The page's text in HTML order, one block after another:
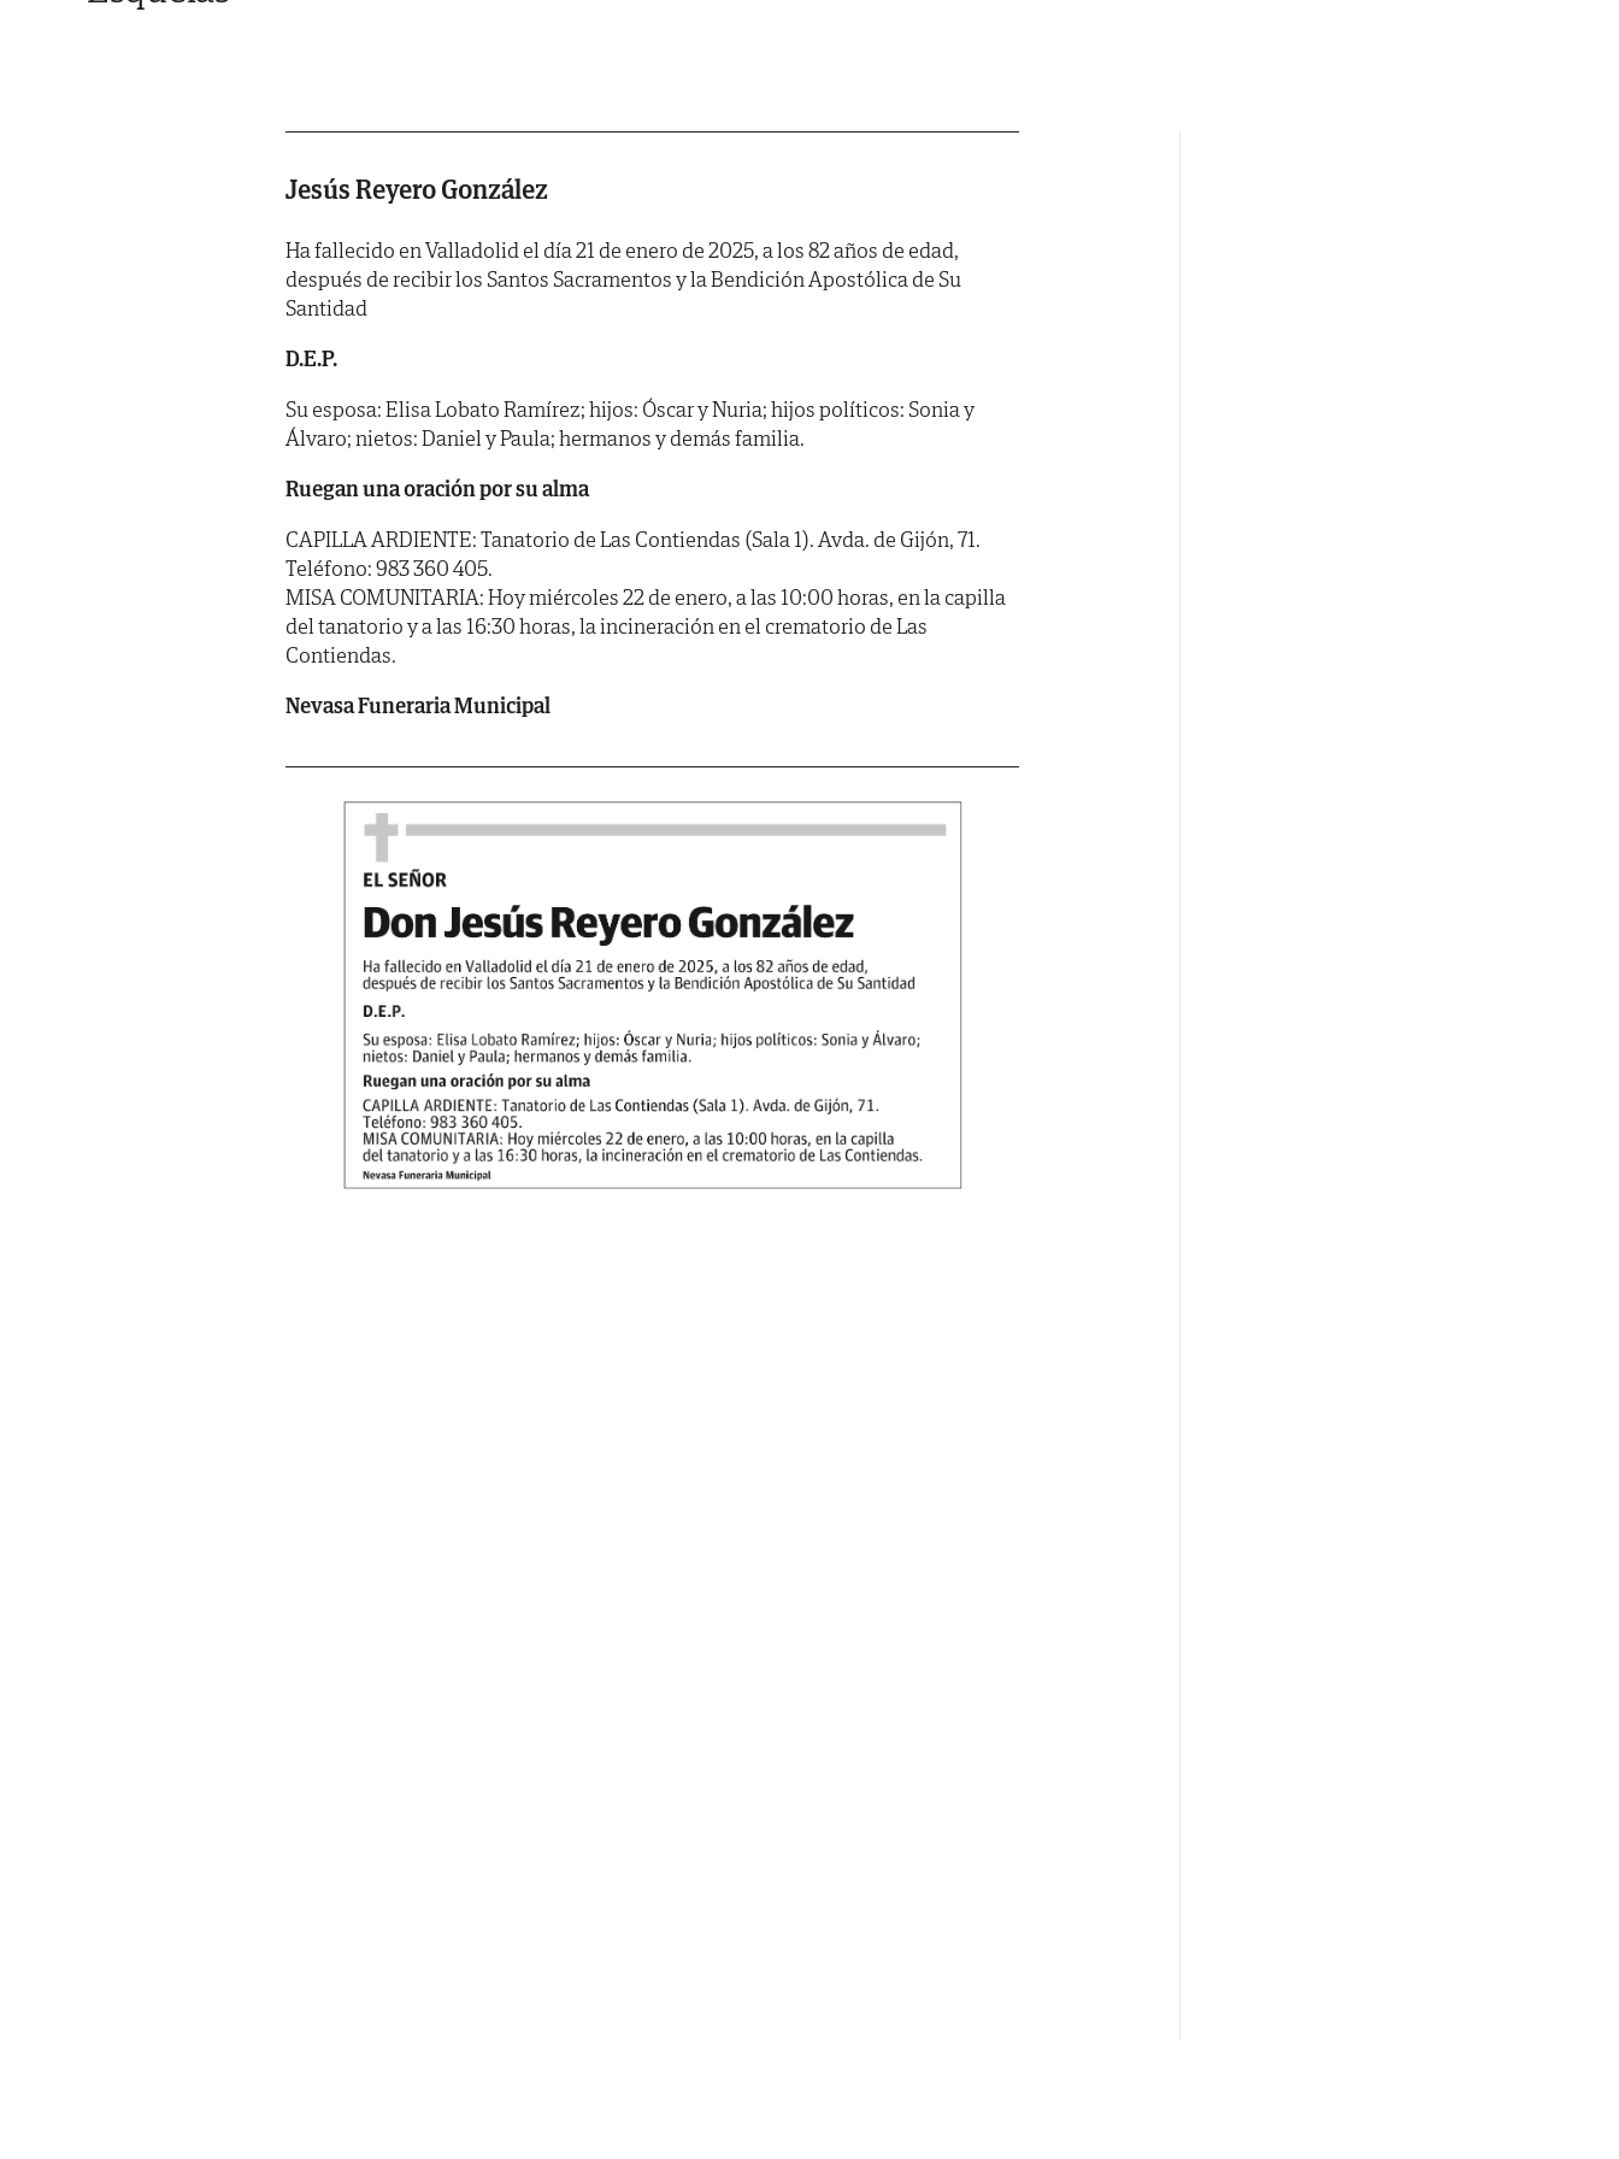
Jesús Reyero González
Ha fallecido en Valladolid el día 21 de enero de 2025, a los 82 años de edad,
después de recibir los Santos Sacramentos y la Bendición Apostólica de Su
Santidad
D.E.P.
Su esposa: Elisa Lobato Ramírez; hijos: Óscar y Nuria; hijos políticos: Sonia y
Álvaro; nietos: Daniel y Paula; hermanos y demás familia.
Ruegan una oración por su alma
CAPILLA ARDIENTE: Tanatorio de Las Contiendas (Sala 1). Avda. de Gijón, 71.
Teléfono: 983 360 405.
MISA COMUNITARIA: Hoy miércoles 22 de enero, a las 10:00 horas, en la capilla
del tanatorio y a las 16:30 horas, la incineración en el crematorio de Las
Contiendas.
Nevasa Funeraria Municipal